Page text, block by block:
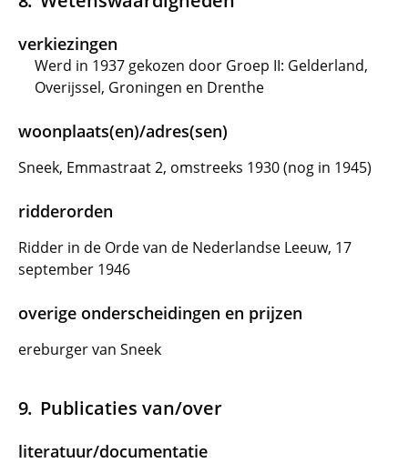
verkiezingen
Werd in 1937 gekozen door Groep II: Gelderland,
Overijssel, Groningen en Drenthe
woonplaats(en)/adres(sen)
Sneek, Emmastraat 2, omstreeks 1930 (nog in 1945)
ridderorden
Ridder in de Orde van de Nederlandse Leeuw, 17
september 1946
overige onderscheidingen en prijzen
ereburger van Sneek
Publicaties van/over
literatuur/documentatie